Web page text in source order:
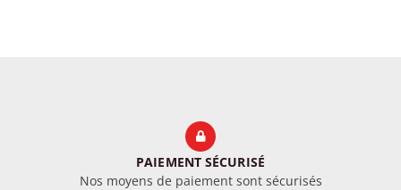
PAIEMENT SÉCURISÉ
Nos moyens de paiement sont sécurisés